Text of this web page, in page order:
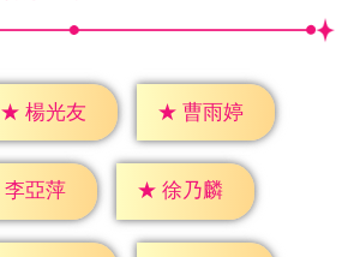
★ 楊光友 ★ 曹雨婷
李亞萍 ★ 徐乃麟